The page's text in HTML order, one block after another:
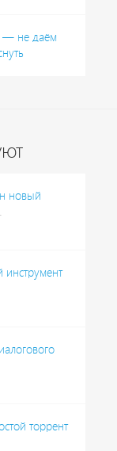
— не даём
новый
инструмент
торрент